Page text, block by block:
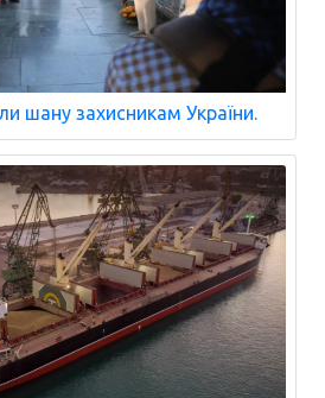
шану захисникам України.